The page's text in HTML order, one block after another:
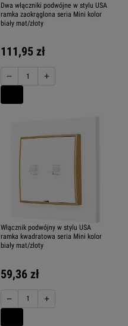
Dwa włączniki podwójne w stylu USA
ramka zaokrąglona seria Mini kolor
biały mat/złoty
111,95 zł
− +
Włącznik podwójny w stylu USA
ramka kwadratowa seria Mini kolor
biały mat/złoty
59,36 zł
− +